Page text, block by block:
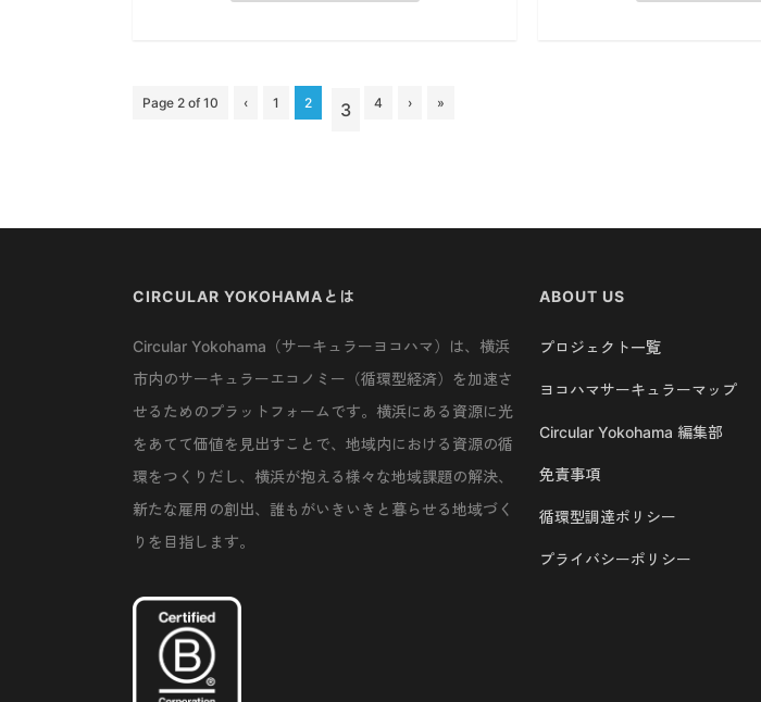
Page 2 of 10 ‹ 1 2 3 4 › »
CIRCULAR YOKOHAMAとは
Circular Yokohama（サーキュラーヨコハマ）は、横浜
市内のサーキュラーエコノミー（循環型経済）を加速さ
せるためのプラットフォームです。横浜にある資源に光
をあてて価値を見出すことで、地域内における資源の循
環をつくりだし、横浜が抱える様々な地域課題の解決、
新たな雇用の創出、誰もがいきいきと暮らせる地域づく
りを目指します。
ABOUT US
プロジェクト一覧
ヨコハマサーキュラーマップ
Circular Yokohama 編集部
免責事項
循環型調達ポリシー
プライバシーポリシー